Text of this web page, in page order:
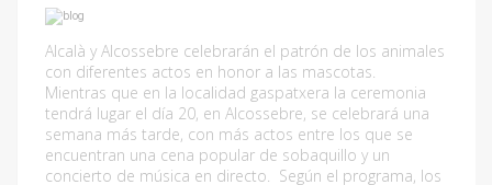
Alcalà y Alcossebre celebrarán el patrón de los animales
con diferentes actos en honor a las mascotas.
Mientras que en la localidad gaspatxera la ceremonia
tendrá lugar el día 20, en Alcossebre, se celebrará una
semana más tarde, con más actos entre los que se
encuentran una cena popular de sobaquillo y un
concierto de música en directo. Según el programa, los